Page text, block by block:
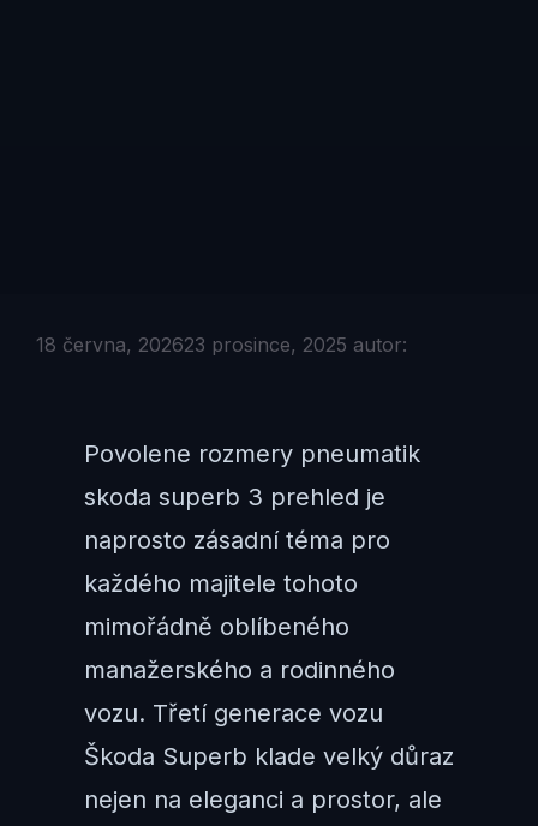
18 června, 202623 prosince, 2025 autor:
Povolene rozmery pneumatik
skoda superb 3 prehled je
naprosto zásadní téma pro
každého majitele tohoto
mimořádně oblíbeného
manažerského a rodinného
vozu. Třetí generace vozu
Škoda Superb klade velký důraz
nejen na eleganci a prostor, ale